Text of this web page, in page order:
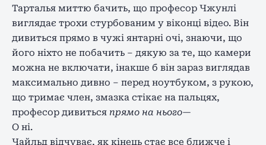
Тарталья миттю бачить, що професор Чжунлі
виглядає трохи стурбованим у віконці відео. Він
дивиться прямо в чужі янтарні очі, знаючи, що
його ніхто не побачить – дякую за те, що камери
можна не включати, інакше б він зараз виглядав
максимально дивно – перед ноутбуком, з рукою,
що тримає член, змазка стікає на пальцях,
професор дивиться прямо на нього—
О ні.
Чайльд відчуває, як кінець стає все ближче і